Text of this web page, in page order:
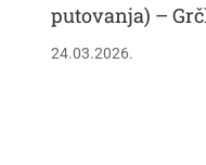
putovanja) –
24.03.2026.